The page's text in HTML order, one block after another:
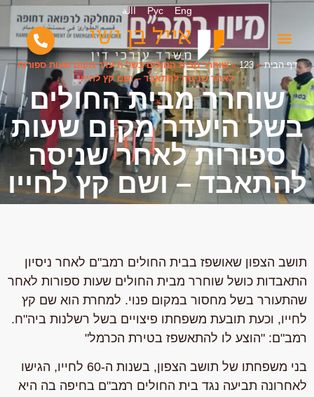
Eng
Рус االة
דף הבית»
123
»שוחרר מבית החולים בשל היעדר מקום שעות ספורות
לאחר שניסה להתאבד – ושם קץ לחייו
שוחרר מבית החולים
בשל היעדר מקום שעות
ספורות לאחר שניסה
להתאבד – ושם קץ לחייו
תושב הצפון שאושפז בבית החולים רמב"ם לאחר ניסיון
התאבדות כושל שוחרר מבית החולים שעות ספורות לאחר
שהתעורר בשל מחסור במקום פנוי. למחרת הוא שם קץ
לחייו, וכעת תובעת משפחתו פיצויים בשל רשלנות ביה"ח.
רמב"ם: "הוצע לו להתאשפז בטירת הכרמל"
בני משפחתו של תושב הצפון, בשנות ה-60 לחייו, הגישו
לאחרונה תביעה נגד בית החולים רמב"ם בחיפה בה היא